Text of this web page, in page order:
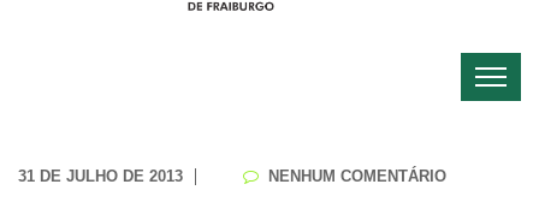
31 DE JULHO DE 2013 NENHUM COMENTÁRIO